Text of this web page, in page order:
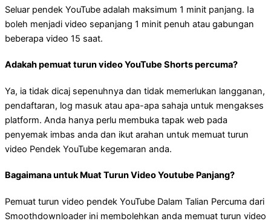
Seluar pendek YouTube adalah maksimum 1 minit panjang. Ia
boleh menjadi video sepanjang 1 minit penuh atau gabungan
beberapa video 15 saat.
Adakah pemuat turun video YouTube Shorts percuma?
Ya, ia tidak dicaj sepenuhnya dan tidak memerlukan langganan,
pendaftaran, log masuk atau apa-apa sahaja untuk mengakses
platform. Anda hanya perlu membuka tapak web pada
penyemak imbas anda dan ikut arahan untuk memuat turun
video Pendek YouTube kegemaran anda.
Bagaimana untuk Muat Turun Video Youtube Panjang?
Pemuat turun video pendek YouTube Dalam Talian Percuma dari
Smoothdownloader ini membolehkan anda memuat turun video